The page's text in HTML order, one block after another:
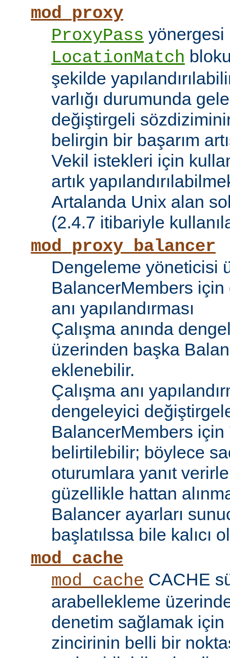
mod_proxy
ProxyPass
LocationMatch
şekilde
varlığı durumunda
değiştirgeli
belirgin bir başarım
Vekil istekleri için
artık
Artalanda Unix alan
(2.4.7 itibariyle
mod_proxy_balancer
Dengeleme yöneticisi
BalancerMembers için
anı yapılandırması
Çalışma anında
üzerinden başka
eklenebilir.
Çalışma anı
dengeleyici
BalancerMembers
belirtilebilir; böylece
oturumlara yanıt
güzellikle hattan
Balancer ayarları
başlatılssa bile kalıcı
mod_cache
mod_cache CACHE
arabellekleme
denetim sağlamak
zincirinin belli bir